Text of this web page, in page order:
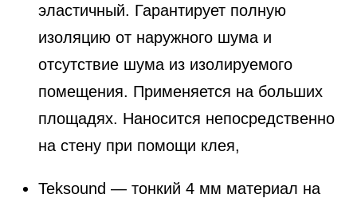
эластичный. Гарантирует полную
изоляцию от наружного шума и
отсутствие шума из изолируемого
помещения. Применяется на больших
площадях. Наносится непосредственно
на стену при помощи клея,
Teksound — тонкий 4 мм материал на